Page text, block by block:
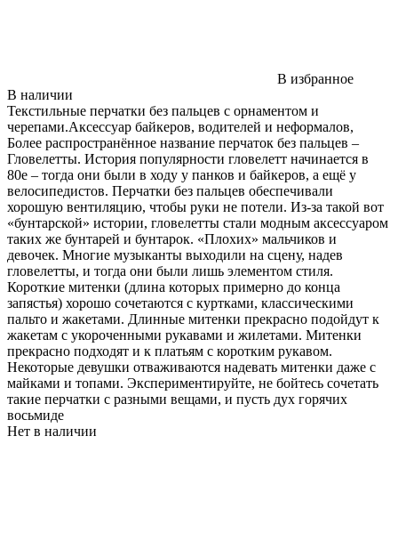
В избранное
В наличии
Текстильные перчатки без пальцев с орнаментом и
черепами.Аксессуар байкеров, водителей и неформалов,
Более распространённое название перчаток без пальцев –
Гловелетты. История популярности гловелетт начинается в
80е – тогда они были в ходу у панков и байкеров, а ещё у
велосипедистов. Перчатки без пальцев обеспечивали
хорошую вентиляцию, чтобы руки не потели. Из-за такой вот
«бунтарской» истории, гловелетты стали модным аксессуаром
таких же бунтарей и бунтарок. «Плохих» мальчиков и
девочек. Многие музыканты выходили на сцену, надев
гловелетты, и тогда они были лишь элементом стиля.
Короткие митенки (длина которых примерно до конца
запястья) хорошо сочетаются с куртками, классическими
пальто и жакетами. Длинные митенки прекрасно подойдут к
жакетам с укороченными рукавами и жилетами. Митенки
прекрасно подходят и к платьям с коротким рукавом.
Некоторые девушки отваживаются надевать митенки даже с
майками и топами. Экспериментируйте, не бойтесь сочетать
такие перчатки с разными вещами, и пусть дух горячих
восьмиде
Нет в наличии